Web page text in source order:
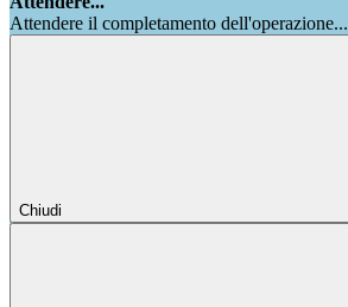
Attendere il completamento dell'operazione...
Chiudi